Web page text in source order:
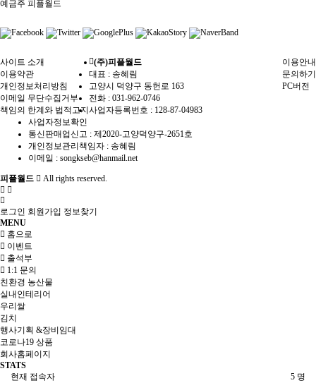
예금주 피플월드
사이트 소개
이용약관
개인정보처리방침
이메일 무단수집거부
책임의 한계와 법적고지
이용안내
문의하기
PC버전
(주)피플월드
대표 : 송혜림
고양시 덕양구 동헌로 163
전화 : 031-962-0746
사업자등록번호 : 128-87-04983
사업자정보확인
통신판매업신고 : 제2020-고양덕양구-2651호
개인정보관리책임자 : 송혜림
이메일 : songkseb@hanmail.net
피플월드 All rights reserved.
로그인 회원가입 정보찾기
MENU
홈으로
이벤트
출석부
1:1 문의
친환경 농산물
실내인테리어
우리쌀
김치
행사기획 &장비임대
코로나19 상품
회사홈페이지
STATS
5 명
현재 접속자